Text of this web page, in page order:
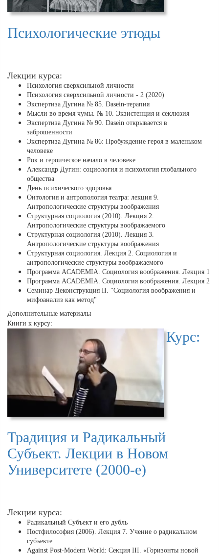
Психологические этюды
Лекции курса:
Психология сверхсильной личности
Психология сверхсильной личности - 2 (2020)
Экспертиза Дугина № 85. Dasein-терапия
Мысли во время чумы. № 10. Экзистенция и секлюзия
Экспертиза Дугина № 90. Dasein открывается в
заброшенности
Экспертиза Дугина № 86: Пробуждение героя в маленьком
человеке
Рок и героическое начало в человеке
Александр Дугин: социология и психология глобального
общества
День психического здоровья
Онтология и антропология театра: лекция 9.
Антропологические структуры воображения
Структурная социология (2010). Лекция 2.
Антропологические структуры воображаемого
Структурная социология (2010). Лекция 3.
Антропологические структуры воображения
Структурная социология. Лекция 2. Социология и
антропологические структуры воображаемого
Программа ACADEMIA. Социология воображения. Лекция 1
Программа ACADEMIA. Социология воображения. Лекция 2
Cеминар Деконструкция II. "Социология воображения и
мифоанализ как метод"
Дополнительные материалы
Книги к курсу:
Курс:
Традиция и Радикальный
Субъект. Лекции в Новом
Университете (2000-е)
Лекции курса:
Радикальный Субъект и его дубль
Постфилософия (2006). Лекция 7. Учение о радикальном
субъекте
Against Post-Modern World: Секция III. «Горизонты новой